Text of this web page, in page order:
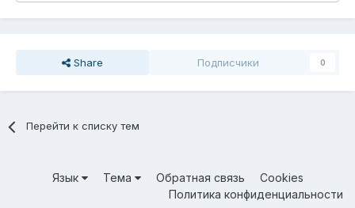
Share Подписчики 0
Перейти к списку тем
Язык Тема Обратная связь
Cookies
Политика конфиденциальности